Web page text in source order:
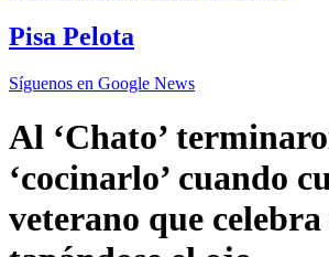
Pisa Pelota
Síguenos en Google News
Al ‘Chato’
‘cocinarlo’ cuando
veterano que celebra